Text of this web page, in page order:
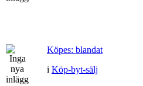
Köpes: blandat
i Köp-byt-sälj